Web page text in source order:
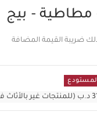
- بيج
ضريبة القيمة المضافة